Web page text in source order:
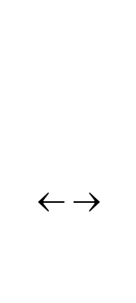
←→